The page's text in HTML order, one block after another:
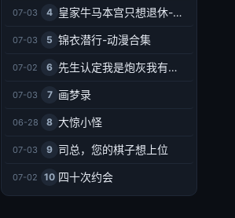
07-03 4 皇家牛马本宫只想退休-动漫合集
07-03 5 锦衣潜行-动漫合集
07-02 6 先生认定我是炮灰我有十八皇兄撑腰-动漫合集
07-03 7 画梦录
06-28 8 大惊小怪
07-03 9 司总，您的棋子想上位
07-02 10 四十次约会